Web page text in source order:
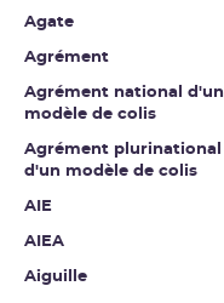
Agate
Agrément
Agrément national d'un
modèle de colis
Agrément plurinational
d'un modèle de colis
AIE
AIEA
Aiguille